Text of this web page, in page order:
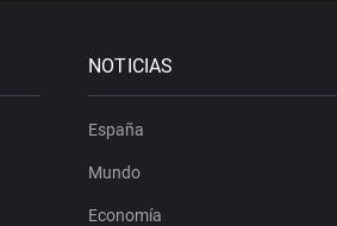
NOTICIAS
España
Mundo
Economía